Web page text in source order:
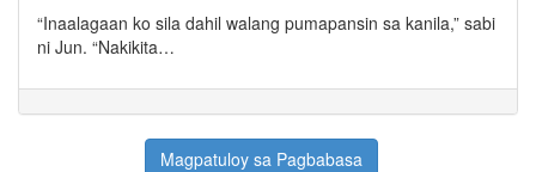
“Inaalagaan ko sila dahil walang pumapansin sa kanila,” sabi
ni Jun. “Nakikita…
Magpatuloy sa Pagbabasa